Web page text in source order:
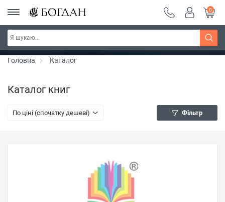
РОЗПРОДАЖ ~ 150 грн ~ 200 грн ~ 250 грн ~
300 грн ~ РОЗПРОДАЖ
Дізнатись більше
0
Головна Каталог
Каталог книг
По ціні (спочатку дешеві) Фільтр